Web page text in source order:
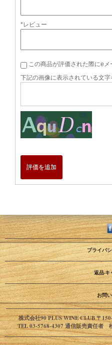
*レビュー
この商品が評価された際にeメ
下記の画像に表示されている文
評価を追加
プライバ
返品·
お問
株式会社90 PLUS WINE CLUB 〒
TEL 03-5768-4307 通信販売責任者